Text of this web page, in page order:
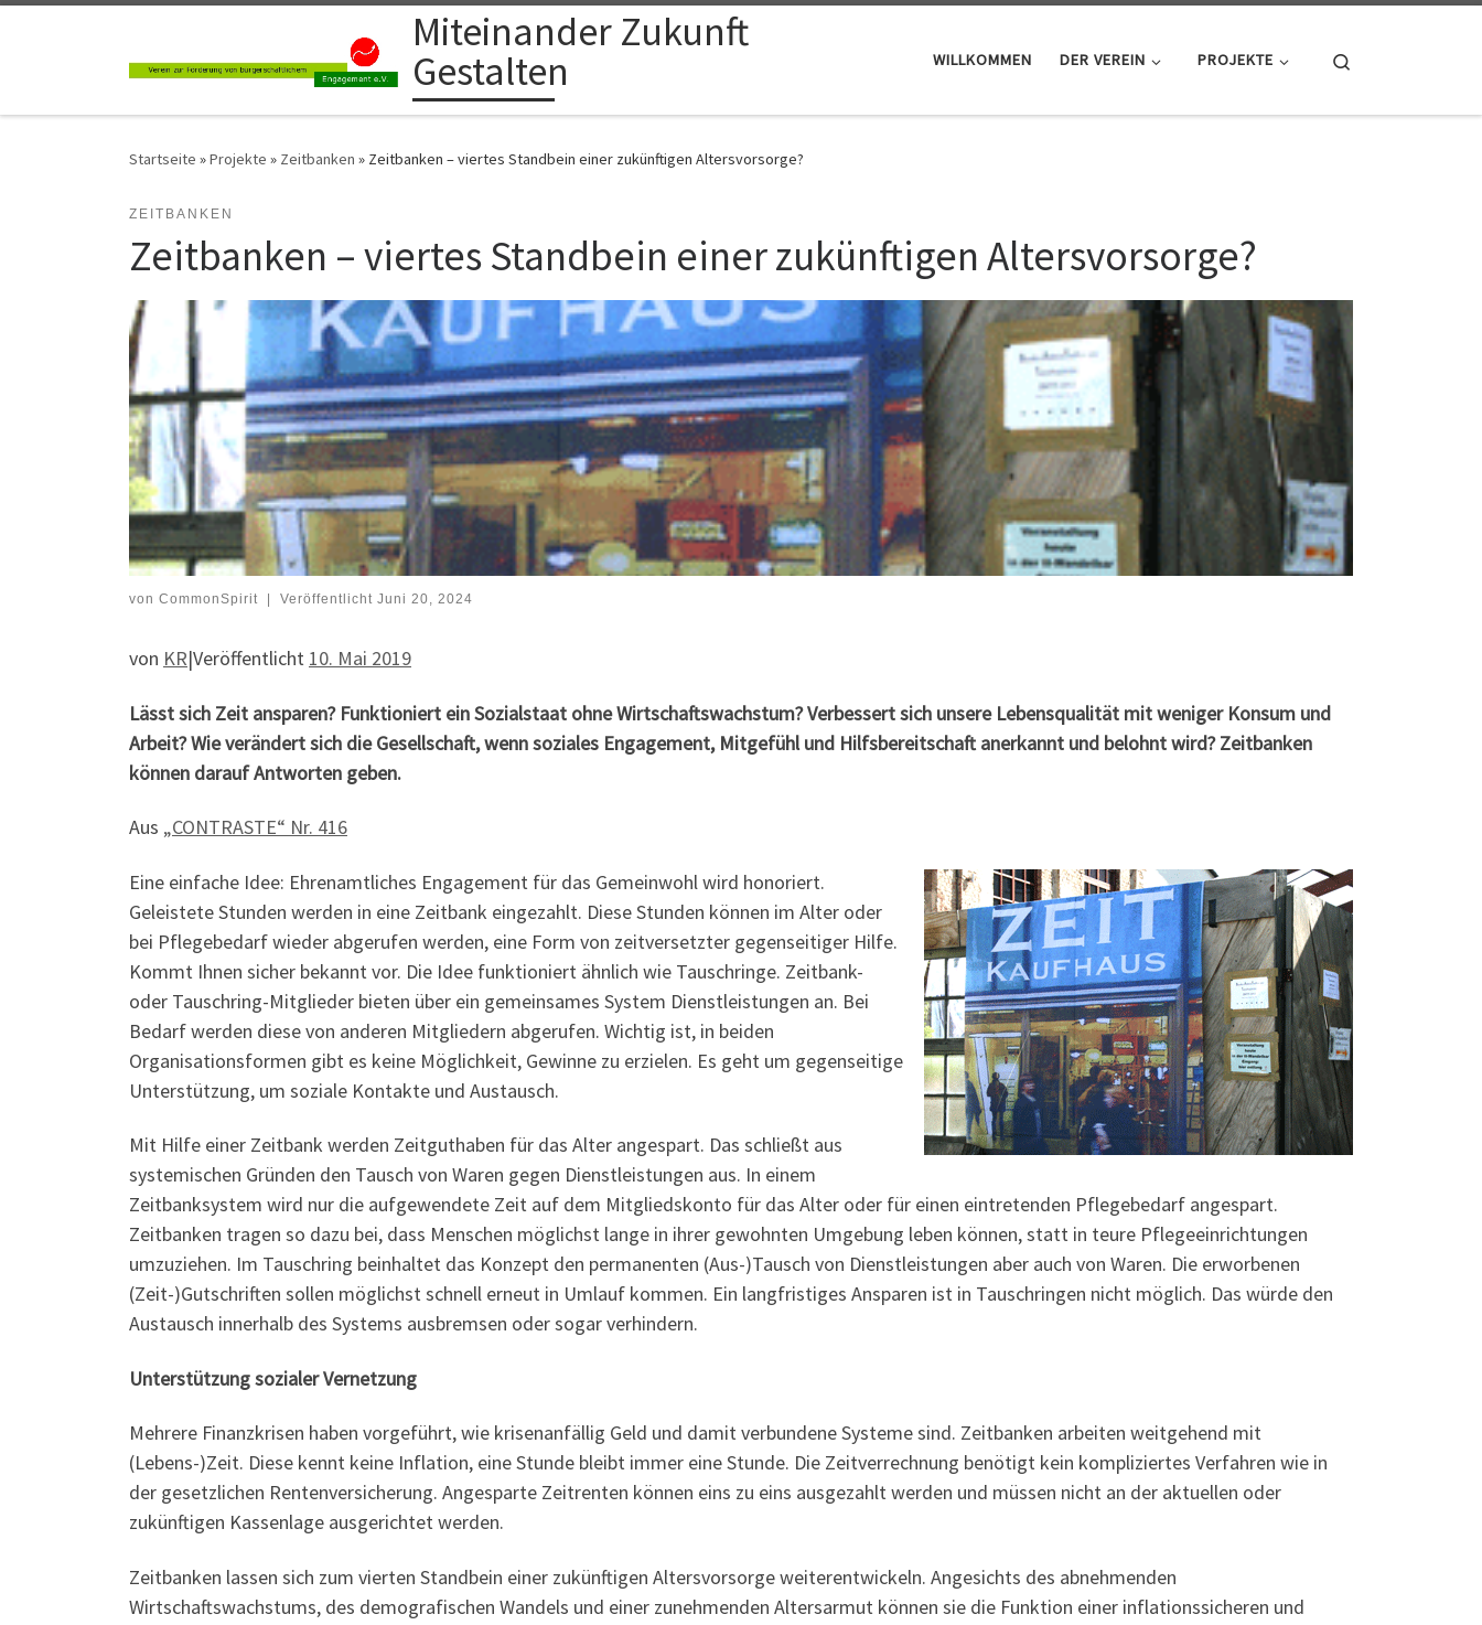
Miteinander Zukunft
Gestalten
WILLKOMMEN DER VEREIN PROJEKTE
Startseite »Projekte » Zeitbanken » Zeitbanken – viertes Standbein einer zukünftigen Altersvorsorge?
ZEITBANKEN
Zeitbanken – viertes Standbein einer zukünftigen Altersvorsorge?
von CommonSpirit Veröffentlicht Juni 20, 2024
von KR|Veröffentlicht 10. Mai 2019
Lässt sich Zeit ansparen? Funktioniert ein Sozialstaat ohne Wirtschaftswachstum? Verbessert sich unsere Lebensqualität mit weniger Konsum und
Arbeit? Wie verändert sich die Gesellschaft, wenn soziales Engagement, Mitgefühl und Hilfsbereitschaft anerkannt und belohnt wird? Zeitbanken
können darauf Antworten geben.
Aus „CONTRASTE“ Nr. 416
Eine einfache Idee: Ehrenamtliches Engagement für das Gemeinwohl wird honoriert.
Geleistete Stunden werden in eine Zeitbank eingezahlt. Diese Stunden können im Alter oder
bei Pflegebedarf wieder abgerufen werden, eine Form von zeitversetzter gegenseitiger Hilfe.
Kommt Ihnen sicher bekannt vor. Die Idee funktioniert ähnlich wie Tauschringe. Zeitbank-
oder Tauschring-Mitglieder bieten über ein gemeinsames System Dienstleistungen an. Bei
Bedarf werden diese von anderen Mitgliedern abgerufen. Wichtig ist, in beiden
Organisationsformen gibt es keine Möglichkeit, Gewinne zu erzielen. Es geht um gegenseitige
Unterstützung, um soziale Kontakte und Austausch.
Mit Hilfe einer Zeitbank werden Zeitguthaben für das Alter angespart. Das schließt aus
systemischen Gründen den Tausch von Waren gegen Dienstleistungen aus. In einem
Zeitbanksystem wird nur die aufgewendete Zeit auf dem Mitgliedskonto für das Alter oder für einen eintretenden Pflegebedarf angespart.
Zeitbanken tragen so dazu bei, dass Menschen möglichst lange in ihrer gewohnten Umgebung leben können, statt in teure Pflegeeinrichtungen
umzuziehen. Im Tauschring beinhaltet das Konzept den permanenten (Aus-)Tausch von Dienstleistungen aber auch von Waren. Die erworbenen
(Zeit-)Gutschriften sollen möglichst schnell erneut in Umlauf kommen. Ein langfristiges Ansparen ist in Tauschringen nicht möglich. Das würde den
Austausch innerhalb des Systems ausbremsen oder sogar verhindern.
Unterstützung sozialer Vernetzung
Mehrere Finanzkrisen haben vorgeführt, wie krisenanfällig Geld und damit verbundene Systeme sind. Zeitbanken arbeiten weitgehend mit
(Lebens-)Zeit. Diese kennt keine Inflation, eine Stunde bleibt immer eine Stunde. Die Zeitverrechnung benötigt kein kompliziertes Verfahren wie in
der gesetzlichen Rentenversicherung. Angesparte Zeitrenten können eins zu eins ausgezahlt werden und müssen nicht an der aktuellen oder
zukünftigen Kassenlage ausgerichtet werden.
Zeitbanken lassen sich zum vierten Standbein einer zukünftigen Altersvorsorge weiterentwickeln. Angesichts des abnehmenden
Wirtschaftswachstums, des demografischen Wandels und einer zunehmenden Altersarmut können sie die Funktion einer inflationssicheren und